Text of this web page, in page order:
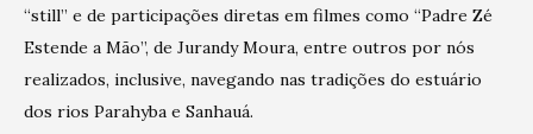
“still” e de participações diretas em filmes como “Padre Zé
Estende a Mão”, de Jurandy Moura, entre outros por nós
realizados, inclusive, navegando nas tradições do estuário
dos rios Parahyba e Sanhauá.